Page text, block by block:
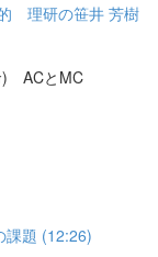
理研の笹井 芳樹
) ACとMC
題 (12:26)